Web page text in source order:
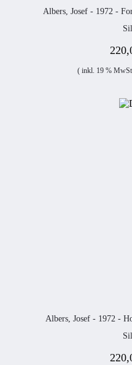
Albers, Josef - 1972 -
( inkl. 19 %
Albers, Josef - 1972 -